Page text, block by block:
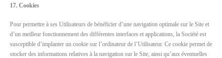
17. Cookies
Pour permettre à ses Utilisateurs de bénéficier d’une navigation optimale sur le Site et
d’un meilleur fonctionnement des différentes interfaces et applications, la Société est
susceptible d’implanter un cookie sur l’ordinateur de l’Utilisateur. Ce cookie permet de
stocker des informations relatives à la navigation sur le Site, ainsi qu’aux éventuelles